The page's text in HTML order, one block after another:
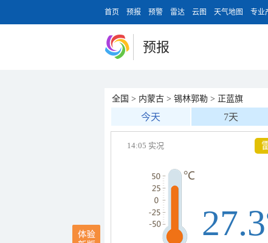
首页 预报 预警 雷达 云图 天气地图 专业
预报
全国 > 内蒙古 > 锡林郭勒 > 正蓝旗
今天 7天
14:05 实况
27.3